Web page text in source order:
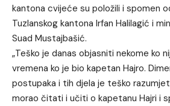
kantona cvijeće su položili i spomen
Tuzlanskog kantona Irfan Halilagić i
Suad Mustajbašić.
„Teško je danas objasniti nekome ko
vremena ko je bio kapetan Hajro.
postupaka i tih djela je teško
morao čitati i učiti o kapetanu Hajri i